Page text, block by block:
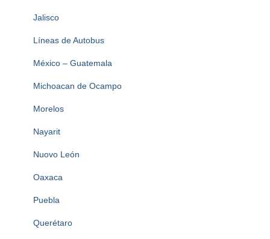
Jalisco
Líneas de Autobus
México – Guatemala
Michoacan de Ocampo
Morelos
Nayarit
Nuovo León
Oaxaca
Puebla
Querétaro